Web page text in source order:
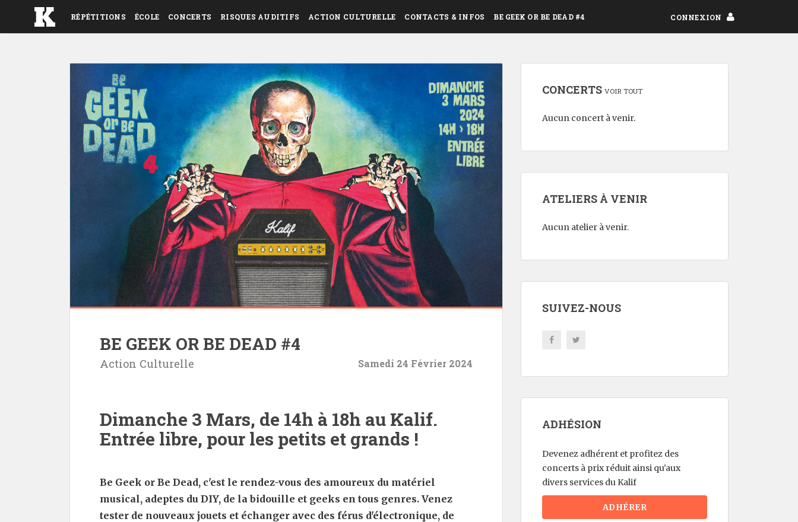
RÉPÉTITIONS ÉCOLE CONCERTS RISQUES AUDITIFS ACTION CULTURELLE CONTACTS & INFOS BE GEEK OR BE DEAD #4 CONNEXION
BE GEEK OR BE DEAD #4
Action Culturelle Samedi 24 Février 2024
Dimanche 3 Mars, de 14h à 18h au Kalif.
Entrée libre, pour les petits et grands !
Be Geek or Be Dead, c'est le rendez-vous des amoureux du matériel
musical, adeptes du DIY, de la bidouille et geeks en tous genres. Venez
tester de nouveaux jouets et échanger avec des férus d'électronique, de
CONCERTS VOIR TOUT
Aucun concert à venir.
ATELIERS À VENIR
Aucun atelier à venir.
SUIVEZ-NOUS
ADHÉSION
Devenez adhérent et profitez des
concerts à prix réduit ainsi qu'aux
divers services du Kalif